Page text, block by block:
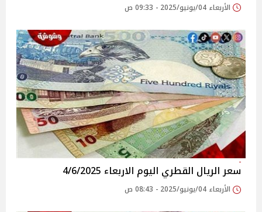
الأربعاء 04/يونيو/2025 - 09:33 ص
سعر الريال القطري اليوم الاربعاء 4/6/2025
الأربعاء 04/يونيو/2025 - 08:43 ص